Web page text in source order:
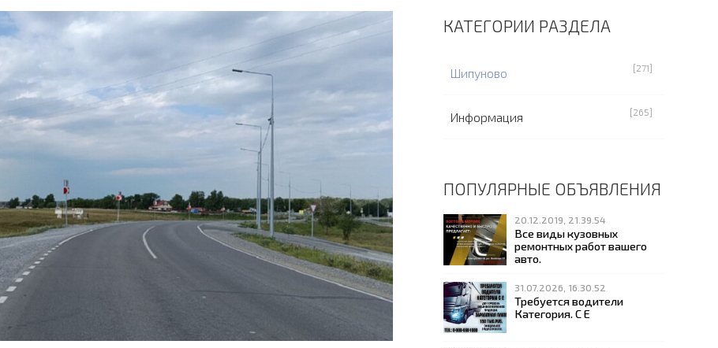
КАТЕГОРИИ РАЗДЕЛА
Шипуново [271]
Информация [265]
ПОПУЛЯРНЫЕ ОБЪЯВЛЕНИЯ
20.12.2019, 21.39.54
Все виды кузовных
ремонтных работ вашего
авто.
31.07.2026, 16.30.52
Требуется водители
Категория. С Е